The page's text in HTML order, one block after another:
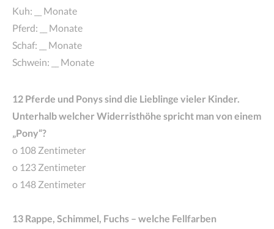
Kuh: __ Monate
Pferd: __ Monate
Schaf: __ Monate
Schwein: __ Monate
12 Pferde und Ponys sind die Lieblinge vieler Kinder.
Unterhalb welcher Widerristhöhe spricht man von einem
„Pony“?
o 108 Zentimeter
o 123 Zentimeter
o 148 Zentimeter
13 Rappe, Schimmel, Fuchs – welche Fellfarben